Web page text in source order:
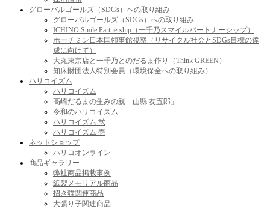
グローバルゴールズ（SDGs）への取り組み
グローバルゴールズ（SDGs）への取り組み
ICHINO Smile Partnership（一千乃スマイルパートナーシップ）
ホーチミン日本国領事館視察（リサイクル社会とSDGs目標の達
成に向けて）
大丸東京店と一千乃とのだるま作り（Think GREEN）
知床財団法人特別会員（環境保全への取り組み）
ハリコイズム
ハリコイズム
高崎だるまの生みの親「山縣 友五郎」
令和のハリコイズム
ハリコイズム 弐
ハリコイズム 壱
ネットショップ
ハリコオンライン
商品ギャラリー
弊社商品掲載事例
紙製メモリアル商品
招き猫関連商品
犬張り子関連商品